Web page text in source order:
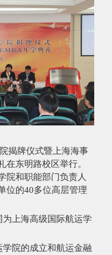
揭牌仪式暨上海海事
在东明路校区举行。
院和职能部门负责人
位的40多位高层管理
上海高级国际航运学
院的成立和航运金融